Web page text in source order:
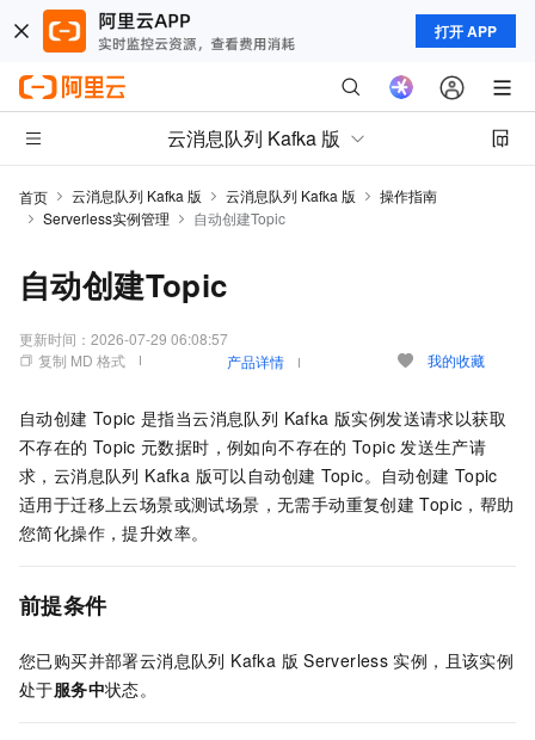
打开 APP
云消息队列 Kafka 版
首页 云消息队列 Kafka 版 云消息队列 Kafka 版
操作指南
Serverless实例管理
自动创建Topic
自动创建Topic
更新时间： 2026-07-29 06:08:57
复制 MD 格式
产品详情 我的收藏
自动创建 Topic 是指当云消息队列 Kafka 版实例发送请求以获取
不存在的 Topic 元数据时，例如向不存在的 Topic 发送生产请
求， 云消息队列 Kafka 版可以自动创建 Topic。自动创建 Topic
适用于迁移上云场景或测试场景，无需手动重复创建 Topic，帮助
您简化操作，提升效率。
前提条件
您已购买并部署云消息队列 Kafka 版 Serverless 实例，且该实例
处于服务中状态。